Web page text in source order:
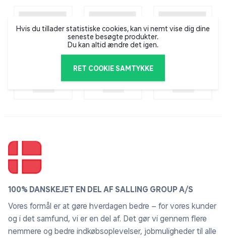
Indhold: 8 støvsugerposer, 2 støvrumsfiltre, 2
AirClean-filtre fx til Complete C2, Complete C3,
Classic C1, S8, S5, S2
Hvis du tillader statistiske cookies, kan vi nemt vise dig dine
seneste besøgte produkter.
Du kan altid ændre det igen.
RET COOKIE SAMTYKKE
100% DANSKEJET EN DEL AF SALLING GROUP A/S
Vores formål er at gøre hverdagen bedre – for vores kunder
og i det samfund, vi er en del af. Det gør vi gennem flere
nemmere og bedre indkøbsoplevelser, jobmuligheder til alle